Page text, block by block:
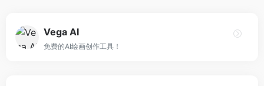
Vega AI
免费的AI绘画创作工具！